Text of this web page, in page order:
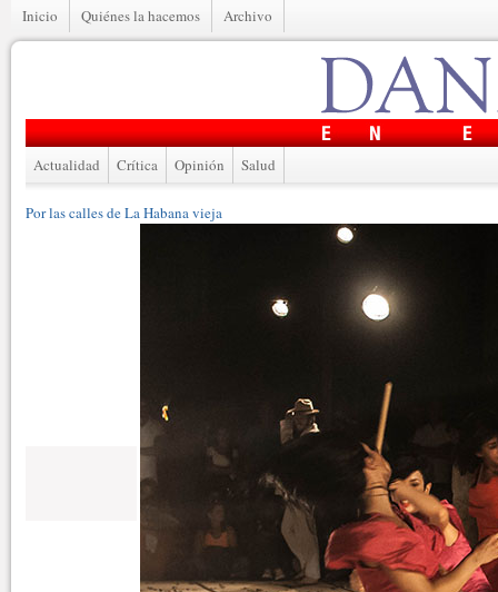
Inicio Quiénes la hacemos Archivo
Actualidad Crítica Opinión Salud
Por las calles de La Habana vieja